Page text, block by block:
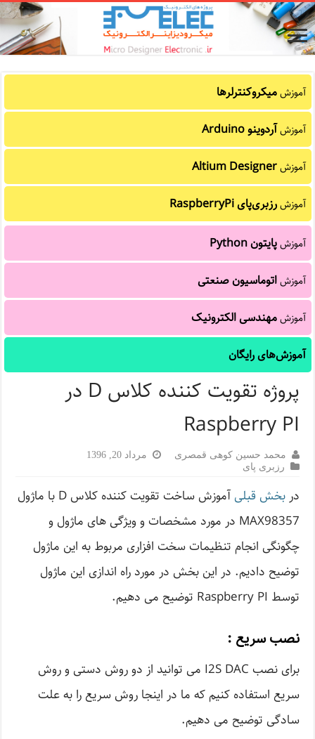
آموزشمیکروکنترلرها
آموزشآردوینو Arduino
آموزشAltium Designer
آموزشرزبری‌پای RaspberryPi
آموزشپایتون Python
آموزشاتوماسیون صنعتی
آموزشمهندسی الکترونیک
آموزش‌های رایگان
پروژه تقویت کننده کلاس D در
Raspberry PI
محمد حسین کوهی قمصری
مرداد 20, 1396
رزبری پای
دربخش قبلی
آموزش ساخت تقویت کننده کلاس D با ماژول
MAX98357 در مورد مشخصات و ویژگی های ماژول و
چگونگی انجام تنظیمات سخت افزاری مربوط به این ماژول
توضیح دادیم. در این بخش در مورد راه اندازی این ماژول
توسط Raspberry PI توضیح می دهیم.
نصب سریع :
برای نصب I2S DAC می توانید از دو روش دستی و روش
سریع استفاده کنیم که ما در اینجا روش سریع را به علت
سادگی توضیح می دهیم.